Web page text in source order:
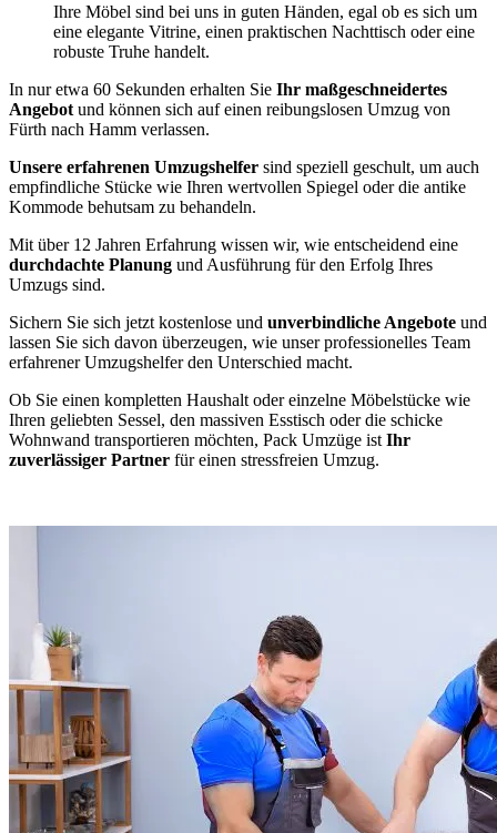
Ihre Möbel sind bei uns in guten Händen, egal ob es sich um
eine elegante Vitrine, einen praktischen Nachttisch oder eine
robuste Truhe handelt.
In nur etwa 60 Sekunden erhalten Sie Ihr maßgeschneidertes
Angebot und können sich auf einen reibungslosen Umzug von
Fürth nach Hamm verlassen.
Unsere erfahrenen Umzugshelfer sind speziell geschult, um auch
empfindliche Stücke wie Ihren wertvollen Spiegel oder die antike
Kommode behutsam zu behandeln.
Mit über 12 Jahren Erfahrung wissen wir, wie entscheidend eine
durchdachte Planung und Ausführung für den Erfolg Ihres
Umzugs sind.
Sichern Sie sich jetzt kostenlose und unverbindliche Angebote und
lassen Sie sich davon überzeugen, wie unser professionelles Team
erfahrener Umzugshelfer den Unterschied macht.
Ob Sie einen kompletten Haushalt oder einzelne Möbelstücke wie
Ihren geliebten Sessel, den massiven Esstisch oder die schicke
Wohnwand transportieren möchten, Pack Umzüge ist Ihr
zuverlässiger Partner für einen stressfreien Umzug.